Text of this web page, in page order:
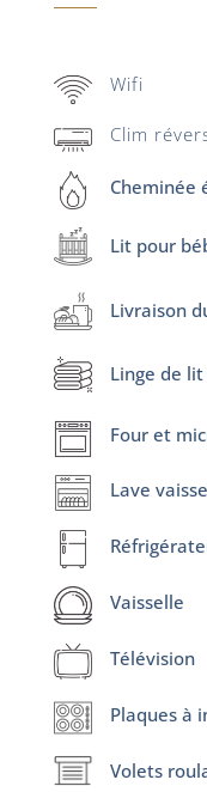
Wifi
Clim
Cheminée
Lit pour
Livraison
Linge de
Four et
Lave
Vaisselle
Télévision
Plaques à
Volets